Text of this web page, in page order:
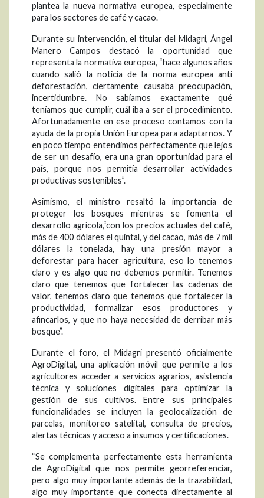
plantea la nueva normativa europea, especialmente
para los sectores de café y cacao.
Durante su intervención, el titular del Midagri, Ángel
Manero Campos destacó la oportunidad que
representa la normativa europea, “hace algunos años
cuando salió la noticia de la norma europea anti
deforestación, ciertamente causaba preocupación,
incertidumbre. No sabíamos exactamente qué
teníamos que cumplir, cuál iba a ser el procedimiento.
Afortunadamente en ese proceso contamos con la
ayuda de la propia Unión Europea para adaptarnos. Y
en poco tiempo entendimos perfectamente que lejos
de ser un desafío, era una gran oportunidad para el
país, porque nos permitía desarrollar actividades
productivas sostenibles”.
Asimismo, el ministro resaltó la importancia de
proteger los bosques mientras se fomenta el
desarrollo agrícola,“con los precios actuales del café,
más de 400 dólares el quintal, y del cacao, más de 7 mil
dólares la tonelada, hay una presión mayor a
deforestar para hacer agricultura, eso lo tenemos
claro y es algo que no debemos permitir. Tenemos
claro que tenemos que fortalecer las cadenas de
valor, tenemos claro que tenemos que fortalecer la
productividad, formalizar esos productores y
afincarlos, y que no haya necesidad de derribar más
bosque”.
Durante el foro, el Midagri presentó oficialmente
AgroDigital, una aplicación móvil que permite a los
agricultores acceder a servicios agrarios, asistencia
técnica y soluciones digitales para optimizar la
gestión de sus cultivos. Entre sus principales
funcionalidades se incluyen la geolocalización de
parcelas, monitoreo satelital, consulta de precios,
alertas técnicas y acceso a insumos y certificaciones.
“Se complementa perfectamente esta herramienta
de AgroDigital que nos permite georreferenciar,
pero algo muy importante además de la trazabilidad,
algo muy importante que conecta directamente al